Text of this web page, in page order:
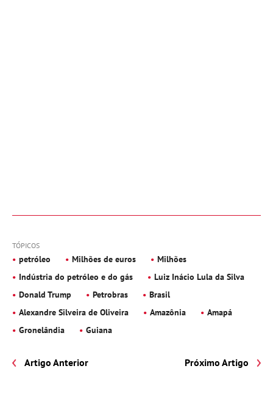
TÓPICOS
petróleo Milhões de euros
Milhões
Indústria do petróleo e do gás
Luiz Inácio Lula da Silva
Donald Trump
Petrobras
Brasil
Alexandre Silveira de Oliveira
Amazônia
Amapá
Gronelândia
Guiana
Artigo Anterior Próximo Artigo